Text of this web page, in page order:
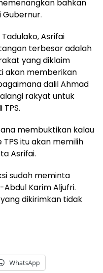
bahkan
Asrifai
terbesar adalah
yang diklaim
akan memberikan
dalil Ahmad
rakyat untuk
membuktikan kalau
itu akan memilih
Asrifai.
sudah meminta
Karim Aljufri.
dikirimkan tidak
WhatsApp